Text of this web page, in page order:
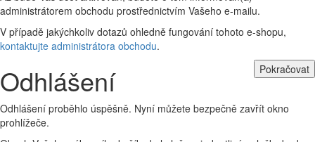
administrátorem obchodu prostřednictvím Vašeho e-mailu.
V případě jakýchkoliv dotazů ohledně fungování tohoto e-shopu,
kontaktujte administrátora obchodu.
Pokračovat
Odhlášení
Odhlášení proběhlo úspěšně. Nyní můžete bezpečně zavřít okno
prohlížeče.